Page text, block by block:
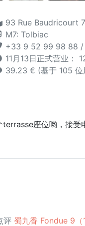
93 Rue Baudricourt
M7: Tolbiac
+33 9 52 99 98 88
11月13日正式营业：
39.23 € (基于 105 位
terrasse座位哟，接
评 蜀九香 Fondue 9（